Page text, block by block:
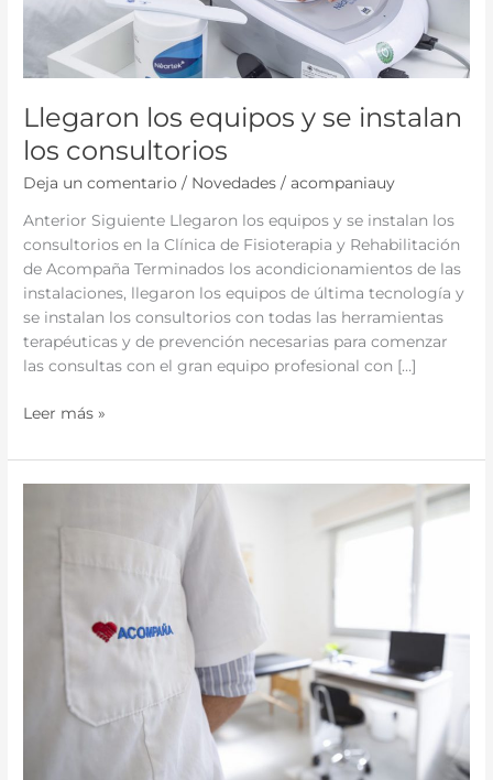
Llegaron los equipos y se instalan
los consultorios
Deja un comentario / Novedades /acompaniauy
Anterior Siguiente Llegaron los equipos y se instalan los
consultorios en la Clínica de Fisioterapia y Rehabilitación
de Acompaña Terminados los acondicionamientos de las
instalaciones, llegaron los equipos de última tecnología y
se instalan los consultorios con todas las herramientas
terapéuticas y de prevención necesarias para comenzar
las consultas con el gran equipo profesional con […]
Leer más »